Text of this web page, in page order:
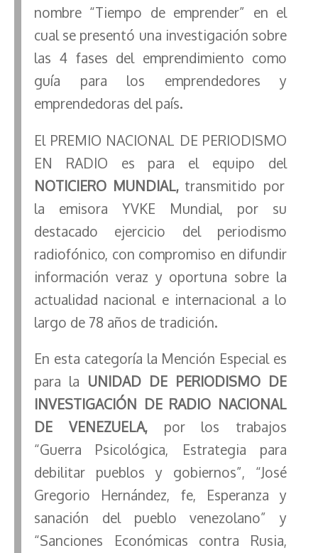
nombre “Tiempo de emprender” en el
cual se presentó una investigación sobre
las 4 fases del emprendimiento como
guía para los emprendedores y
emprendedoras del país.
El PREMIO NACIONAL DE PERIODISMO
EN RADIO es para el equipo del
NOTICIERO MUNDIAL,transmitido por
la emisora YVKE Mundial, por su
destacado ejercicio del periodismo
radiofónico, con compromiso en difundir
información veraz y oportuna sobre la
actualidad nacional e internacional a lo
largo de 78 años de tradición.
En esta categoría la Mención Especial es
para la UNIDAD DE PERIODISMO DE
INVESTIGACIÓN DE RADIO NACIONAL
DE VENEZUELA,por los trabajos
“Guerra Psicológica, Estrategia para
debilitar pueblos y gobiernos”, “José
Gregorio Hernández, fe, Esperanza y
sanación del pueblo venezolano” y
“Sanciones Económicas contra Rusia,